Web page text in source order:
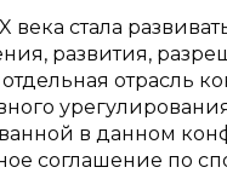
века стала
развития,
отдельная отрасль
в данном
соглашение по